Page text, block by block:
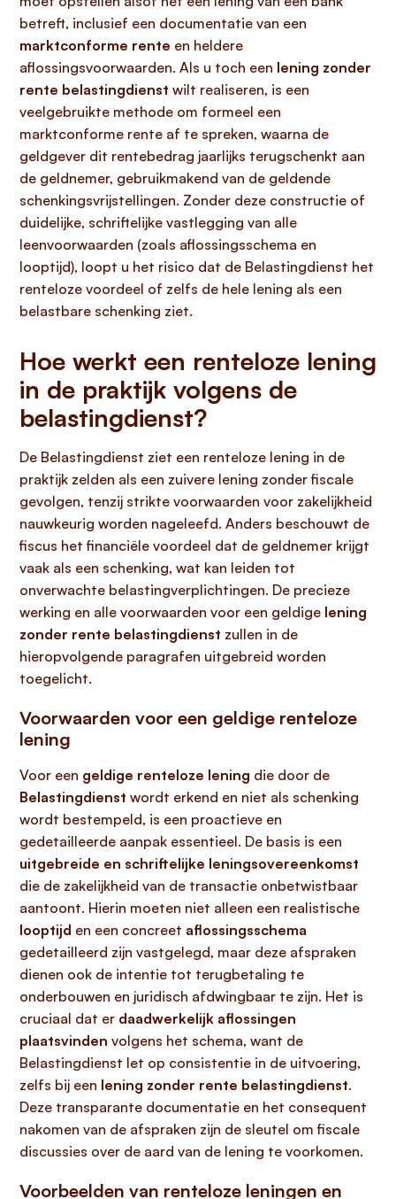
betreft, inclusief een documentatie van een
marktconforme rente en heldere
aflossingsvoorwaarden. Als u toch een lening zonder
rente belastingdienst wilt realiseren, is een
veelgebruikte methode om formeel een
marktconforme rente af te spreken, waarna de
geldgever dit rentebedrag jaarlijks terugschenkt aan
de geldnemer, gebruikmakend van de geldende
schenkingsvrijstellingen. Zonder deze constructie of
duidelijke, schriftelijke vastlegging van alle
leenvoorwaarden (zoals aflossingsschema en
looptijd), loopt u het risico dat de Belastingdienst het
renteloze voordeel of zelfs de hele lening als een
belastbare schenking ziet.
Hoe werkt een renteloze lening
in de praktijk volgens de
belastingdienst?
De Belastingdienst ziet een renteloze lening in de
praktijk zelden als een zuivere lening zonder fiscale
gevolgen, tenzij strikte voorwaarden voor zakelijkheid
nauwkeurig worden nageleefd. Anders beschouwt de
fiscus het financiële voordeel dat de geldnemer krijgt
vaak als een schenking, wat kan leiden tot
onverwachte belastingverplichtingen. De precieze
werking en alle voorwaarden voor een geldige lening
zonder rente belastingdienst zullen in de
hieropvolgende paragrafen uitgebreid worden
toegelicht.
Voorwaarden voor een geldige renteloze
lening
Voor een geldige renteloze lening die door de
Belastingdienst wordt erkend en niet als schenking
wordt bestempeld, is een proactieve en
gedetailleerde aanpak essentieel. De basis is een
uitgebreide en schriftelijke leningsovereenkomst
die de zakelijkheid van de transactie onbetwistbaar
aantoont. Hierin moeten niet alleen een realistische
looptijd en een concreet aflossingsschema
gedetailleerd zijn vastgelegd, maar deze afspraken
dienen ook de intentie tot terugbetaling te
onderbouwen en juridisch afdwingbaar te zijn. Het is
cruciaal dat er daadwerkelijk aflossingen
plaatsvinden volgens het schema, want de
Belastingdienst let op consistentie in de uitvoering,
zelfs bij een lening zonder rente belastingdienst.
Deze transparante documentatie en het consequent
nakomen van de afspraken zijn de sleutel om fiscale
discussies over de aard van de lening te voorkomen.
Voorbeelden van renteloze leningen en